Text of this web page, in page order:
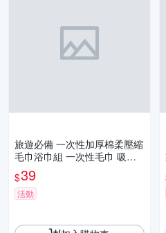
旅遊必備 一次性加厚棉柔壓縮
毛巾浴巾組 一次性毛巾 吸水
佳 珍珠棉 獨立包裝 衛生 飯店
用
$39
活動